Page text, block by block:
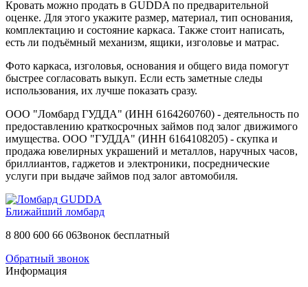
Кровать можно продать в GUDDA по предварительной
оценке. Для этого укажите размер, материал, тип основания,
комплектацию и состояние каркаса. Также стоит написать,
есть ли подъёмный механизм, ящики, изголовье и матрас.
Фото каркаса, изголовья, основания и общего вида помогут
быстрее согласовать выкуп. Если есть заметные следы
использования, их лучше показать сразу.
ООО "Ломбард ГУДДА" (ИНН 6164260760) - деятельность по
предоставлению краткосрочных займов под залог движимого
имущества. ООО "ГУДДА" (ИНН 6164108205) - скупка и
продажа ювелирных украшений и металлов, наручных часов,
бриллиантов, гаджетов и электроники, посреднические
услуги при выдаче займов под залог автомобиля.
Ближайший ломбард
8 800 600 66 06Звонок бесплатный
Обратный звонок
Информация